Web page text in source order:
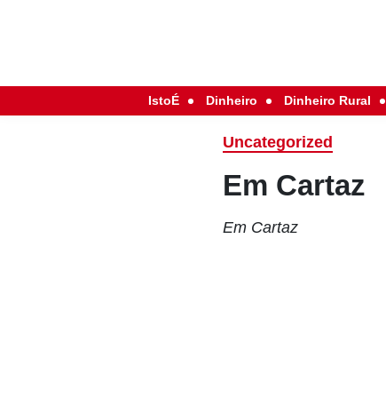
IstoÉ Dinheiro Dinheiro Rural
Uncategorized
Em Cartaz
Em Cartaz